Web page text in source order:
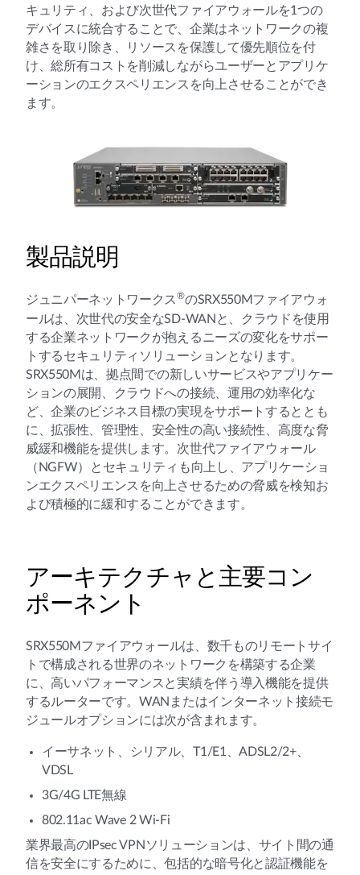
キュリティ、および次世代ファイアウォールを1つの
デバイスに統合することで、企業はネットワークの複
雑さを取り除き、リソースを保護して優先順位を付
け、総所有コストを削減しながらユーザーとアプリケ
ーションのエクスペリエンスを向上させることができ
ます。
製品説明
ジュニパーネットワークス®のSRX550Mファイアウォ
ールは、次世代の安全なSD-WANと、クラウドを使用
する企業ネットワークが抱えるニーズの変化をサポー
トするセキュリティソリューションとなります。
SRX550Mは、拠点間での新しいサービスやアプリケー
ションの展開、クラウドへの接続、運用の効率化な
ど、企業のビジネス目標の実現をサポートするととも
に、拡張性、管理性、安全性の高い接続性、高度な脅
威緩和機能を提供します。次世代ファイアウォール
（NGFW）とセキュリティも向上し、アプリケーショ
ンエクスペリエンスを向上させるための脅威を検知お
よび積極的に緩和することができます。
アーキテクチャと主要コン
ポーネント
SRX550Mファイアウォールは、数千ものリモートサイ
トで構成される世界のネットワークを構築する企業
に、高いパフォーマンスと実績を伴う導入機能を提供
するルーターです。WANまたはインターネット接続モ
ジュールオプションには次が含まれます。
イーサネット、シリアル、T1/E1、ADSL2/2+、
VDSL
3G/4G LTE無線
802.11ac Wave 2 Wi-Fi
業界最高のIPsec VPNソリューションは、サイト間の通
信を安全にするために、包括的な暗号化と認証機能を